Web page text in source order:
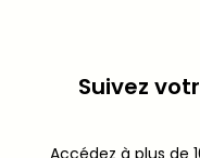
Suivez